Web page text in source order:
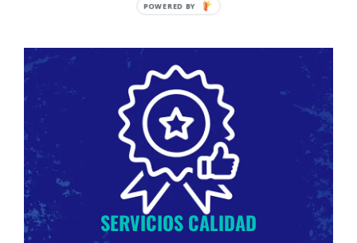
SERVICIOS CALIDAD
POWERED BY